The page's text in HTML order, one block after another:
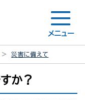
メニュー
災害に備えて
か？